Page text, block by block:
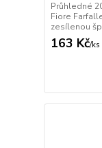
Průhledné
Fiore
zesílenou
163 Kč/ks